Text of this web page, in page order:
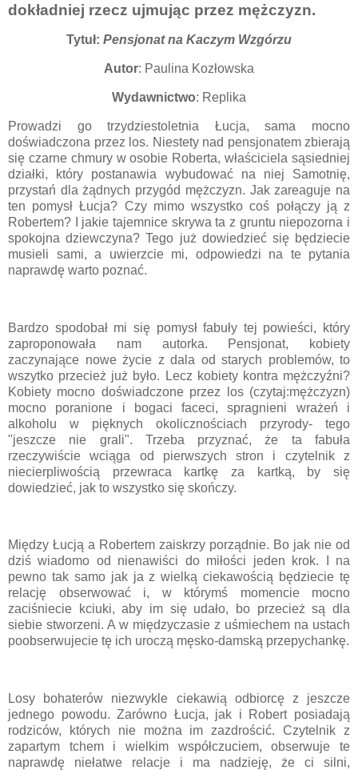
dokładniej rzecz ujmując przez mężczyzn.
Tytuł: Pensjonat na Kaczym Wzgórzu
Autor: Paulina Kozłowska
Wydawnictwo: Replika
Prowadzi go trzydziestoletnia Łucja, sama mocno
doświadczona przez los. Niestety nad pensjonatem zbierają
się czarne chmury w osobie Roberta, właściciela sąsiedniej
działki, który postanawia wybudować na niej Samotnię,
przystań dla żądnych przygód mężczyzn. Jak zareaguje na
ten pomysł Łucja? Czy mimo wszystko coś połączy ją z
Robertem? I jakie tajemnice skrywa ta z gruntu niepozorna i
spokojna dziewczyna? Tego już dowiedzieć się będziecie
musieli sami, a uwierzcie mi, odpowiedzi na te pytania
naprawdę warto poznać.
Bardzo spodobał mi się pomysł fabuły tej powieści, który
zaproponowała nam autorka. Pensjonat, kobiety
zaczynające nowe życie z dala od starych problemów, to
wszytko przecież już było. Lecz kobiety kontra mężczyźni?
Kobiety mocno doświadczone przez los (czytaj:mężczyzn)
mocno poranione i bogaci faceci, spragnieni wrażeń i
alkoholu w pięknych okolicznościach przyrody- tego
"jeszcze nie grali". Trzeba przyznać, że ta fabuła
rzeczywiście wciąga od pierwszych stron i czytelnik z
niecierpliwością przewraca kartkę za kartką, by się
dowiedzieć, jak to wszystko się skończy.
Między Łucją a Robertem zaiskrzy porządnie. Bo jak nie od
dziś wiadomo od nienawiści do miłości jeden krok. I na
pewno tak samo jak ja z wielką ciekawością będziecie tę
relację obserwować i, w którymś momencie mocno
zaciśniecie kciuki, aby im się udało, bo przecież są dla
siebie stworzeni. A w międzyczasie z uśmiechem na ustach
poobserwujecie tę ich uroczą męsko-damską przepychankę.
Losy bohaterów niezwykle ciekawią odbiorcę z jeszcze
jednego powodu. Zarówno Łucja, jak i Robert posiadają
rodziców, których nie można im zazdrościć. Czytelnik z
zapartym tchem i wielkim współczuciem, obserwuje te
naprawdę niełatwe relacje i ma nadzieję, że ci silni,